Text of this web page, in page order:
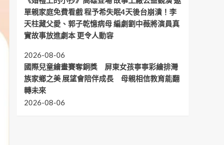
單親家庭免費看戲 程予希失眠4天後台崩潰！李
天柱藏父愛、郭子乾憶病母 編劇劉中薇將演員真
實故事放進劇本 更令人動容
2026-08-06
國際兒童繪畫賽奪銅獎 屏東女孩寧寧彩繪排灣
族家鄉之美 展望會陪伴成長 母親相信教育能翻
轉未來
2026-08-06